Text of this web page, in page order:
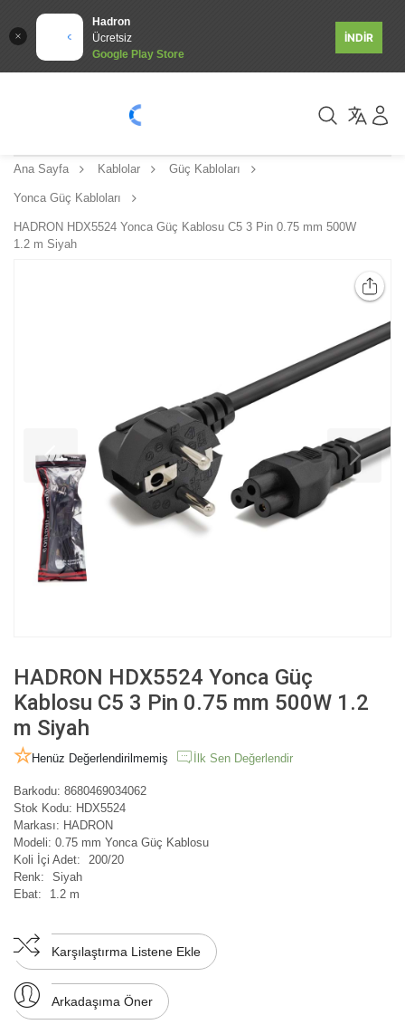
Hadron
Ücretsiz
Google Play Store
İNDİR
Ana Sayfa Kablolar Güç Kabloları
Yonca Güç Kabloları
HADRON HDX5524 Yonca Güç Kablosu C5 3 Pin 0.75 mm 500W
1.2 m Siyah
HADRON HDX5524 Yonca Güç
Kablosu C5 3 Pin 0.75 mm 500W 1.2
m Siyah
Henüz Değerlendirilmemiş İlk Sen Değerlendir
Barkodu: 8680469034062
Stok Kodu: HDX5524
Markası: HADRON
Modeli: 0.75 mm Yonca Güç Kablosu
Koli İçi Adet:
200/20
Renk:
Siyah
Ebat:
1.2 m
Karşılaştırma Listene Ekle
Arkadaşıma Öner